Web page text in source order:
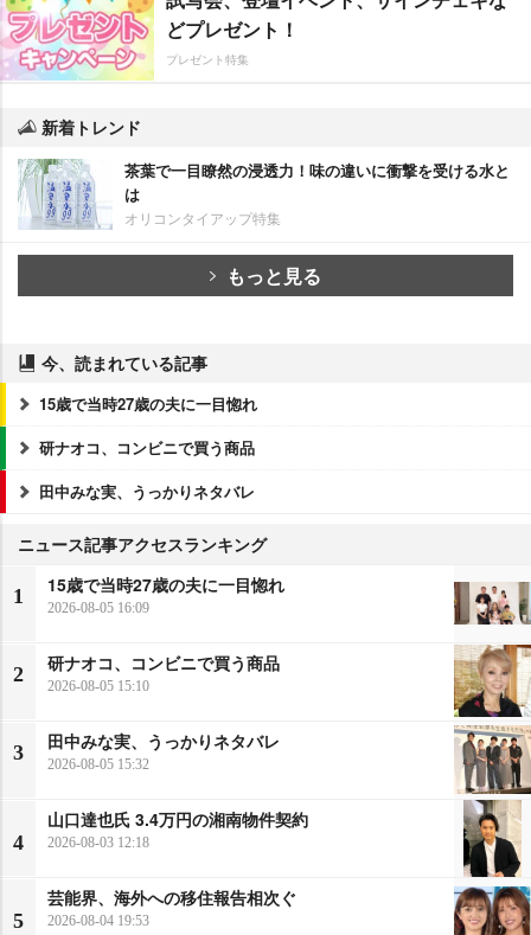
どプレゼント！
プレゼント特集
新着トレンド
茶葉で一目瞭然の浸透力！味の違いに衝撃を受ける水と
は
オリコンタイアップ特集
もっと見る
今、読まれている記事
15歳で当時27歳の夫に一目惚れ
研ナオコ、コンビニで買う商品
田中みな実、うっかりネタバレ
ニュース記事アクセスランキング
1
15歳で当時27歳の夫に一目惚れ
2026-08-05 16:09
2
研ナオコ、コンビニで買う商品
2026-08-05 15:10
3
田中みな実、うっかりネタバレ
2026-08-05 15:32
4
山口達也氏 3.4万円の湘南物件契約
2026-08-03 12:18
5
芸能界、海外への移住報告相次ぐ
2026-08-04 19:53